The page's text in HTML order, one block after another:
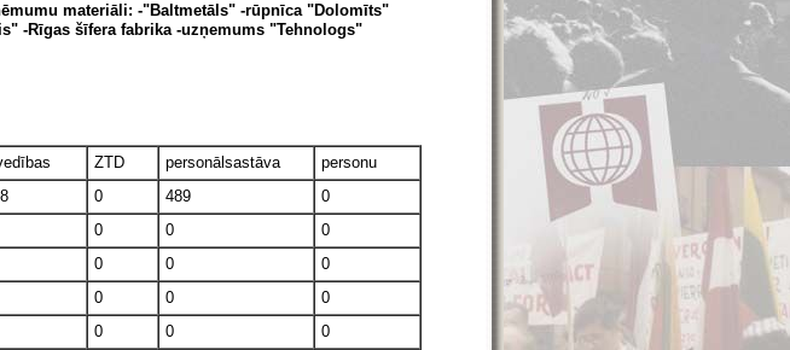
materiāli: -"Baltmetāls" -rūpnīca "Dolomīts"
-Rīgas šīfera fabrika -uzņemums "Tehnologs"
ZTD personālsastāva personu
0 489
0
0 0
0
0 0
0
0 0
0
0 0
0